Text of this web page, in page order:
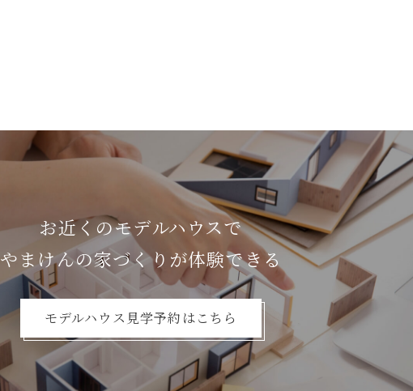
お近くのモデルハウスで
やまけんの家づくりが体験できる
モデルハウス見学予約はこちら